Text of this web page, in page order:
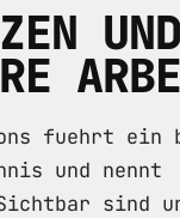
UND
fuehrt ein
und nennt
sind